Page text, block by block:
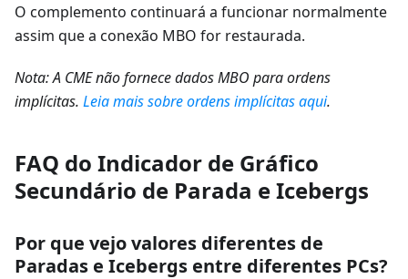
O complemento continuará a funcionar normalmente
assim que a conexão MBO for restaurada.
Nota: A CME não fornece dados MBO para ordens
implícitas. Leia mais sobre ordens implícitas aqui.
FAQ do Indicador de Gráfico
Secundário de Parada e Icebergs
Por que vejo valores diferentes de
Paradas e Icebergs entre diferentes PCs?